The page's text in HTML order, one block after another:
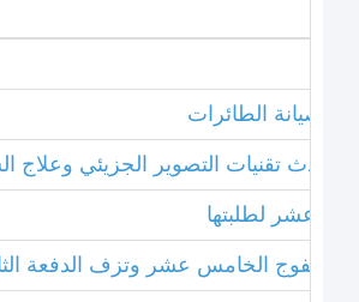
صيانة الطائرات
أحدث تقنيات التصوير الجزيئي وعلاج
عشر لطلبتها
الفوج الخامس عشر وتزف الدفعة